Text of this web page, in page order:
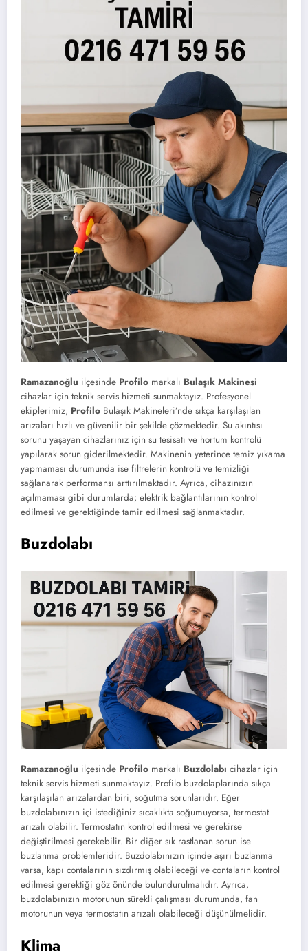
Ramazanoğlu ilçesinde Profilo markalı Bulaşık Makinesi
cihazlar için teknik servis hizmeti sunmaktayız. Profesyonel
ekiplerimiz, Profilo Bulaşık Makineleri’nde sıkça karşılaşılan
arızaları hızlı ve güvenilir bir şekilde çözmektedir. Su akıntısı
sorunu yaşayan cihazlarınız için su tesisatı ve hortum kontrolü
yapılarak sorun giderilmektedir. Makinenin yeterince temiz yıkama
yapmaması durumunda ise filtrelerin kontrolü ve temizliği
sağlanarak performansı arttırılmaktadır. Ayrıca, cihazınızın
açılmaması gibi durumlarda; elektrik bağlantılarının kontrol
edilmesi ve gerektiğinde tamir edilmesi sağlanmaktadır.
Buzdolabı
Ramazanoğlu ilçesinde Profilo markalı Buzdolabı cihazlar için
teknik servis hizmeti sunmaktayız. Profilo buzdolaplarında sıkça
karşılaşılan arızalardan biri, soğutma sorunlarıdır. Eğer
buzdolabınızın içi istediğiniz sıcaklıkta soğumuyorsa, termostat
arızalı olabilir. Termostatın kontrol edilmesi ve gerekirse
değiştirilmesi gerekebilir. Bir diğer sık rastlanan sorun ise
buzlanma problemleridir. Buzdolabınızın içinde aşırı buzlanma
varsa, kapı contalarının sızdırmış olabileceği ve contaların kontrol
edilmesi gerektiği göz önünde bulundurulmalıdır. Ayrıca,
buzdolabınızın motorunun sürekli çalışması durumunda, fan
motorunun veya termostatın arızalı olabileceği düşünülmelidir.
Klima